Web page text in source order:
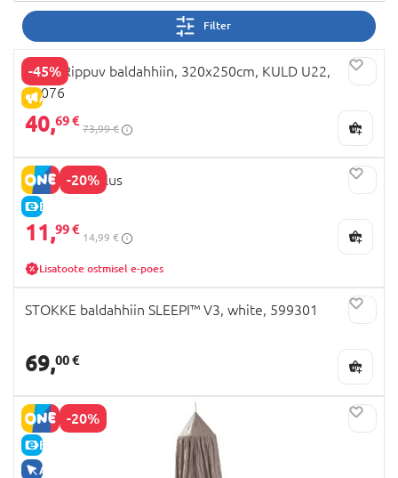
Filter
-45%
ALLAHINDLUS
MILLI Rippuv baldahhiin, 320x250cm, KULD U22,
80076
40,69 €
73,99 €
-20%
E-HIND
Baldahhiini alus
11,99 €
14,99 €
Lisatoote ostmisel e-poes
STOKKE baldahhiin SLEEPI™ V3, white, 599301
69,00 €
-20%
E-HIND
AINULT VEEBIS